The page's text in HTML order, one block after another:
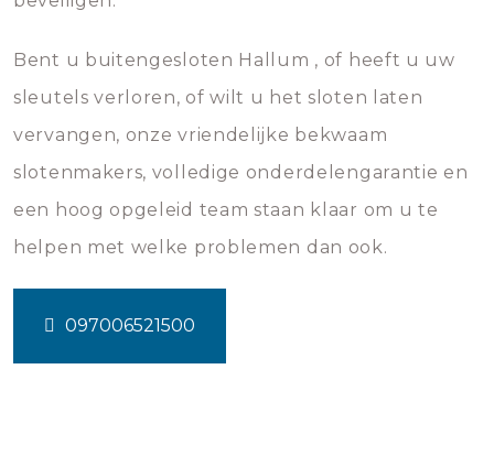
Bent u buitengesloten Hallum , of heeft u uw
sleutels verloren, of wilt u het sloten laten
vervangen, onze vriendelijke bekwaam
slotenmakers, volledige onderdelengarantie en
een hoog opgeleid team staan klaar om u te
helpen met welke problemen dan ook.
097006521500